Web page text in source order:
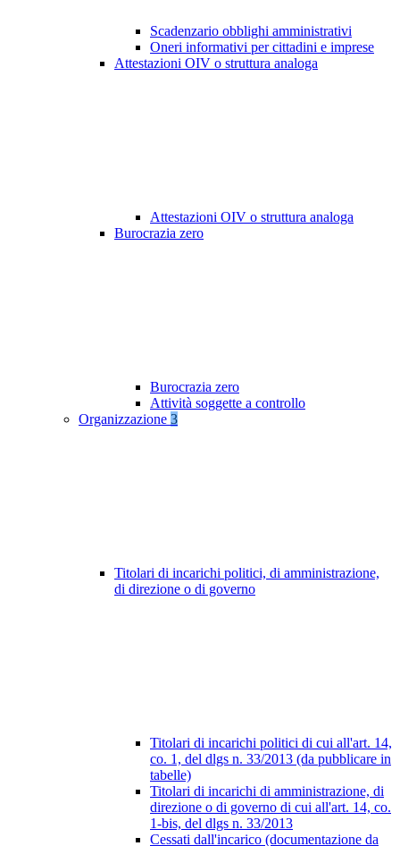
Scadenzario obblighi amministrativi
Oneri informativi per cittadini e imprese
Attestazioni OIV o struttura analoga
Attestazioni OIV o struttura analoga
Burocrazia zero
Burocrazia zero
Attività soggette a controllo
Organizzazione 3
Titolari di incarichi politici, di amministrazione,
di direzione o di governo
Titolari di incarichi politici di cui all'art. 14,
co. 1, del dlgs n. 33/2013 (da pubblicare in
tabelle)
Titolari di incarichi di amministrazione, di
direzione o di governo di cui all'art. 14, co.
1-bis, del dlgs n. 33/2013
Cessati dall'incarico (documentazione da